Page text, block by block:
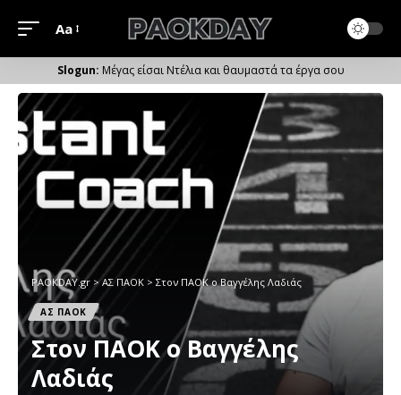
Μέγεθος
Γραμματοσειράς
Aa
Μέγας είσαι Ντέλια και θαυμαστά τα έργα σου
PAOKDAY.gr >ΑΣ ΠΑΟΚ > Στον ΠΑΟΚ ο Βαγγέλης Λαδιάς
ΑΣ ΠΑΟΚ
Στον ΠΑΟΚ ο Βαγγέλης
Λαδιάς